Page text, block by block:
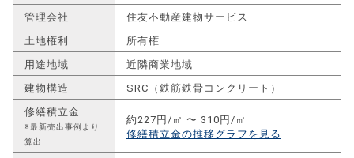
管理会社
住友不動産建物サービス
土地権利
所有権
用途地域
近隣商業地域
建物構造
SRC（鉄筋鉄骨コンクリート）
修繕積立金
※最新売出事例より
算出
約227円/㎡ 〜 310円/㎡
修繕積立金の推移グラフを見る